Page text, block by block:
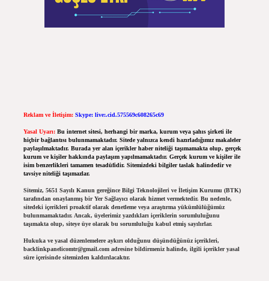
Reklam ve İletişim: Skype: live:.cid.575569c608265c69
Yasal Uyarı: Bu internet sitesi, herhangi bir marka, kurum veya şahıs şirketi ile
hiçbir bağlantısı bulunmamaktadır. Sitede yalnızca kendi hazırladığımız makaleler
paylaşılmaktadır. Burada yer alan içerikler haber niteliği taşımamakta olup, gerçek
kurum ve kişiler hakkında paylaşım yapılmamaktadır. Gerçek kurum ve kişiler ile
isim benzerlikleri tamamen tesadüfidir. Sitemizdeki bilgiler taslak halindedir ve
tavsiye niteliği taşımazlar.
Sitemiz, 5651 Sayılı Kanun gereğince Bilgi Teknolojileri ve İletişim Kurumu (BTK)
tarafından onaylanmış bir Yer Sağlayıcı olarak hizmet vermektedir. Bu nedenle,
sitedeki içerikleri proaktif olarak denetleme veya araştırma yükümlülüğümüz
bulunmamaktadır. Ancak, üyelerimiz yazdıkları içeriklerin sorumluluğunu
taşımakta olup, siteye üye olarak bu sorumluluğu kabul etmiş sayılırlar.
Hukuka ve yasal düzenlemelere aykırı olduğunu düşündüğünüz içerikleri,
backlinkpanelicomtr@gmail.comadresine bildirmeniz halinde, ilgili içerikler yasal
süre içerisinde sitemizden kaldırılacaktır.